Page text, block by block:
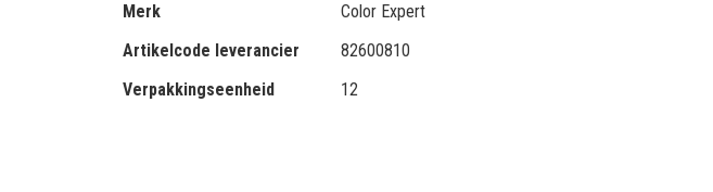
Merk
Color Expert
Artikelcode leverancier
82600810
Verpakkingseenheid
12